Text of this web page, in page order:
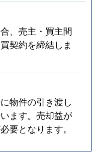
、売主・買主間
契約を締結しま
物件の引き渡し
ます。売却益が
要となります。